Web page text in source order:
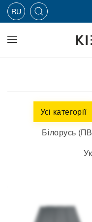
Skip to main content
RU
Усі категорії
Білорусь